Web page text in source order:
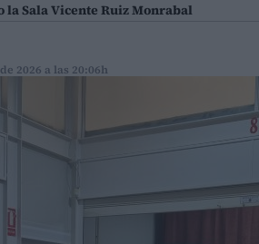
Sala Vicente Ruiz Monrabal
2026 a las 20:06h